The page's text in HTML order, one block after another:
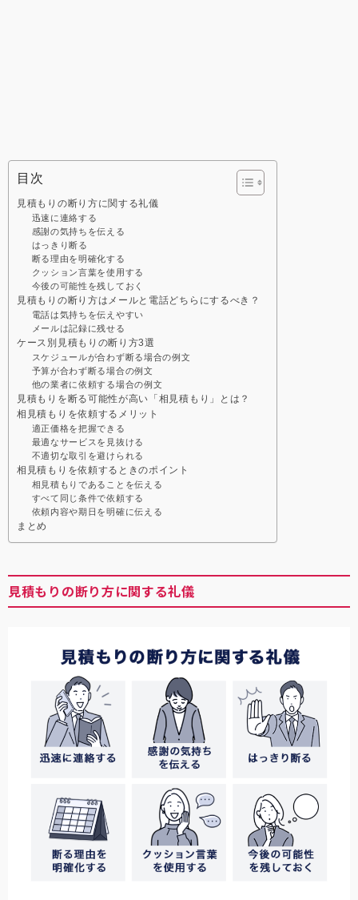
目次
見積もりの断り方に関する礼儀
迅速に連絡する
感謝の気持ちを伝える
はっきり断る
断る理由を明確化する
クッション言葉を使用する
今後の可能性を残しておく
見積もりの断り方はメールと電話どちらにするべき？
電話は気持ちを伝えやすい
メールは記録に残せる
ケース別見積もりの断り方3選
スケジュールが合わず断る場合の例文
予算が合わず断る場合の例文
他の業者に依頼する場合の例文
見積もりを断る可能性が高い「相見積もり」とは？
相見積もりを依頼するメリット
適正価格を把握できる
最適なサービスを見抜ける
不適切な取引を避けられる
相見積もりを依頼するときのポイント
相見積もりであることを伝える
すべて同じ条件で依頼する
依頼内容や期日を明確に伝える
まとめ
見積もりの断り方に関する礼儀